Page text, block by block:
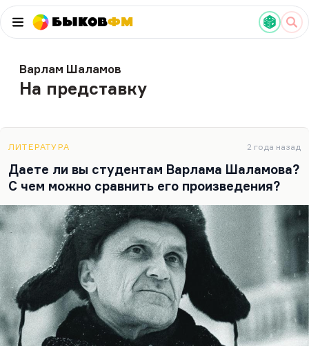
БыковФМ
Варлам Шаламов
На представку
ЛИТЕРАТУРА 2 года назад
Даете ли вы студентам Варлама Шаламова?
С чем можно сравнить его произведения?